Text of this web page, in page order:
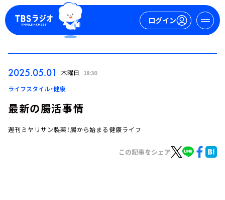
ログイン
ログイン
2025.05.01 木曜日 18:30
ライフスタイル・健康
最新の腸活事情
週刊ミヤリサン製薬！腸から始まる健康ライフ
この記事をシェア